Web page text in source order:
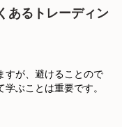
あるトレーディン
すが、避けることので
ぶことは重要です。